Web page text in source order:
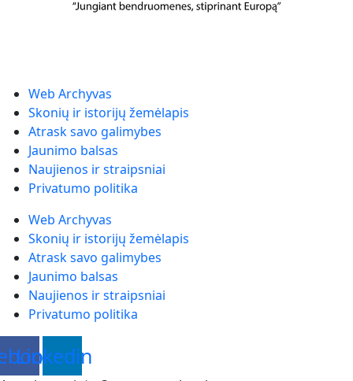
Web Archyvas
Skonių ir istorijų žemėlapis
Atrask savo galimybes
Jaunimo balsas
Naujienos ir straipsniai
Privatumo politika
Web Archyvas
Skonių ir istorijų žemėlapis
Atrask savo galimybes
Jaunimo balsas
Naujienos ir straipsniai
Privatumo politika
Linkedin